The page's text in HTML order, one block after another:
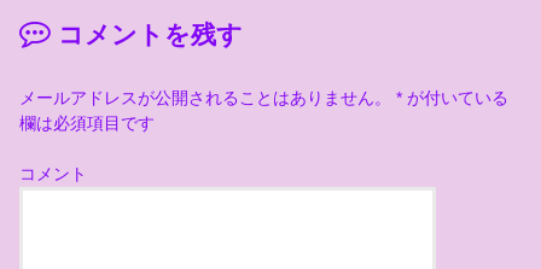
コメントを残す
メールアドレスが公開されることはありません。 * が付いている
欄は必須項目です
コメント